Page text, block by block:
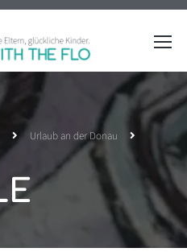
Urlaub an der Donau